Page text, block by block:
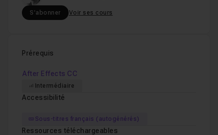
S'abonner Voir ses cours
Prérequis
After Effects CC
Intermédiaire
Accessibilité
Sous-titres français (autogénérés)
Ressources téléchargeables